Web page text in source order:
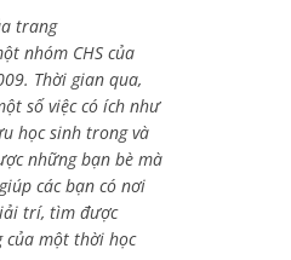
trang
nhóm CHS của
Thời gian qua,
số việc có ích như
học sinh trong và
những bạn bè mà
các bạn có nơi
trí, tìm được
của một thời học